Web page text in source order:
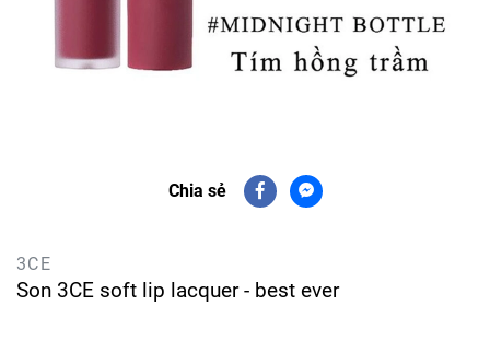
Chia sẻ
3CE
Son 3CE soft lip lacquer - best ever